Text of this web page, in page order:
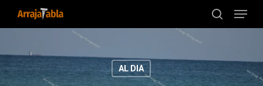
content
search
Menu
AL DIA